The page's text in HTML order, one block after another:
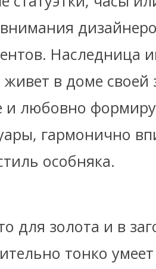
Наследница
в доме
и любовно
гармонично
особняка.
для золота и в
тонко